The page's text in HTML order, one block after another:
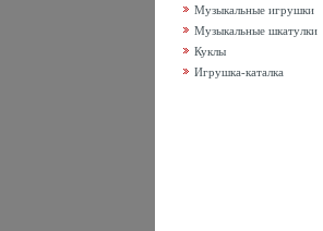
Музыкальные игрушки
Музыкальные шкатулки
Куклы
Игрушка-каталка